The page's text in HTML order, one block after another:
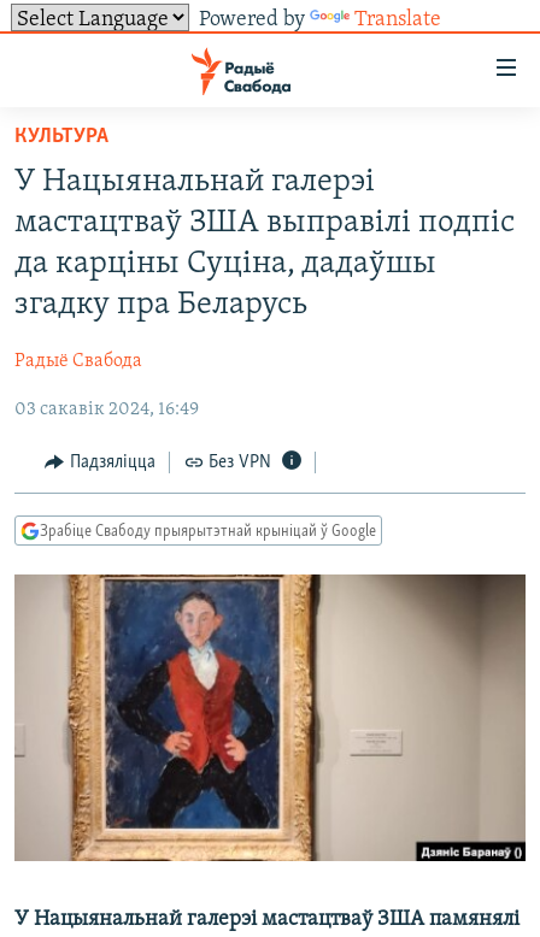
Powered by Translate
ўнівэрсальнага
доступу
Перайсьці
да
галоўнага
зьместу
Перайсьці
да
галоўнай
Перайсьці
пошуку
ВІДЭА І ФОТА
ВАЙНА
БЕЛАРУСЫ НА ВАЙНЕ
КУЛЬТУРА
КАЛЯНДАР
ТОЛЬКІ НА СВАБОДЗЕ
КНІГІ
АЎДЫЁКНІГІ
МОВА
НА ХВАЛЯХ СВАБОДЫ
АБЫСЬЦІ БЛЯКАВАНЬНЕ
FACEBOOK
TWITTER
САЧЫЦЕ ЗА АБНАЎЛЕНЬНЯМІ
Усе сайты РС/РСЭ
КУЛЬТУРА
У Нацыянальнай галерэі
мастацтваў ЗША выправілі подпіс
да карціны Суціна, дадаўшы
згадку пра Беларусь
Радыё Свабода
03 сакавік 2024, 16:49
Падзяліцца Без VPN
Зрабіце Свабоду прыярытэтнай крыніцай ў Google
У Нацыянальнай галерэі мастацтваў ЗША памянялі